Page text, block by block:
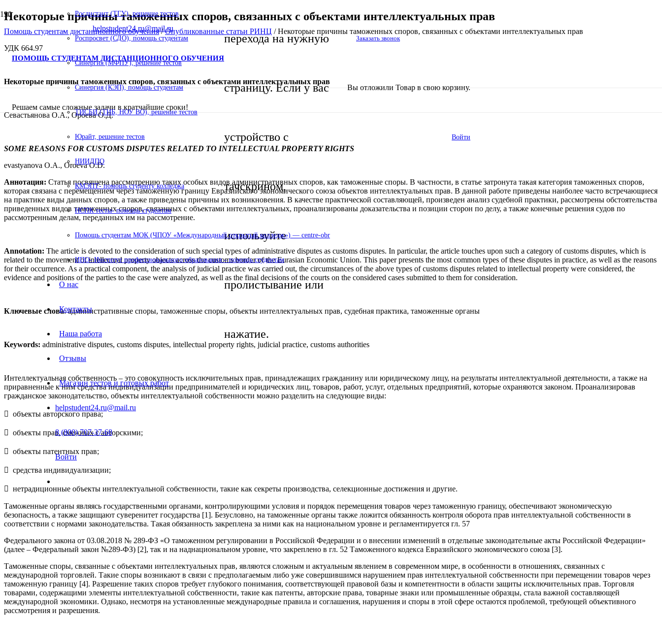
helpstudent24.ru@mail.ru
ПОМОЩЬ СТУДЕНТАМ ДИСТАНЦИОННОГО ОБУЧЕНИЯ
Решаем самые сложные задачи в кратчайшие сроки!
перехода на нужную
страницу. Если у вас
устройство с
тачскрином,
используйте
пролистывание или
нажатие.
Заказать звонок
Вы отложили Товар в свою корзину.
Войти
Росдистант (ТГУ), решение тестов
Роспросвет (СДО), помощь студентам
Синергия (МФПУ), решение тестов
Синергия (КЭП), помощь студентам
ТИСБИ (ТИБ, НОУ ВО), решение тестов
Юрайт, решение тестов
НИИДПО
КМЭПТ- помощь студенту колледжа
НСПК тесты- помощь студентам
Помощь студентам МОК (ЧПОУ «Международный открытый колледж») — centre-obr
ИПО- Институт профессионального образования – помощь студентам
О нас
Контакты
Наша работа
Отзывы
Магазин тестов и готовых работ
helpstudent24.ru@mail.ru
8 (800) 707-37-68
Войти
Некоторые причины таможенных споров, связанных с объектами интеллектуальных прав
Помощь студентам дистанционного обучения/Опубликованные статьи РИНЦ /Некоторые причины таможенных споров, связанных с объектами интеллектуальных прав
УДК 664.97
Некоторые причины таможенных споров, связанных с объектами интеллектуальных прав
Севастьянова О.А., Ороева О.Д.
SOME REASONS FOR CUSTOMS DISPUTES RELATED TO INTELLECTUAL PROPERTY RIGHTS
evastyanova O.A., Oroeva O.D.
Аннотация: Статья посвящена рассмотрению таких особых видов административных споров, как таможенные споры. В частности, в статье затронута такая категория таможенных споров,
которая связана с перемещением через таможенную границу Евразийского экономического союза объектов интеллектуальных прав. В данной работе приведены наиболее часто встречающиеся
на практике виды данных споров, а также приведены причины их возникновения. В качестве практической составляющей, произведен анализ судебной практики, рассмотрены обстоятельства
приведенных видов таможенных споров, связанных с объектами интеллектуальных, проанализированы доказательства и позиции сторон по делу, а также конечные решения судов по
рассмотренным делам, переданных им на рассмотрение.
Annotation: The article is devoted to the consideration of such special types of administrative disputes as customs disputes. In particular, the article touches upon such a category of customs disputes, which is
related to the movement of intellectual property objects across the customs border of the Eurasian Economic Union. This paper presents the most common types of these disputes in practice, as well as the reasons
for their occurrence. As a practical component, the analysis of judicial practice was carried out, the circumstances of the above types of customs disputes related to intellectual property were considered, the
evidence and positions of the parties to the case were analyzed, as well as the final decisions of the courts on the considered cases submitted to them for consideration.
Ключевые слова: административные споры, таможенные споры, объекты интеллектуальных прав, судебная практика, таможенные органы
Keywords: administrative disputes, customs disputes, intellectual property rights, judicial practice, customs authorities
Интеллектуальная собственность – это совокупность исключительных прав, принадлежащих гражданину или юридическому лицу, на результаты интеллектуальной деятельности, а также на
приравненные к ним средства индивидуализации предпринимателей и юридических лиц, товаров, работ, услуг, отдельных предприятий, которые охраняются законом. Проанализировав
гражданское законодательство, объекты интеллектуальной собственности можно разделить на следующие виды:
 объекты авторского права;
 объекты прав, смежных с авторскими;
 объекты патентных прав;
 средства индивидуализации;
 нетрадиционные объекты интеллектуальной собственности, такие как секреты производства, селекционные достижения и другие.
Таможенные органы являясь государственными органами, контролирующими условия и порядок перемещения товаров через таможенную границу, обеспечивают экономическую
безопасность, а также защищают суверенитет государства [1]. Безусловно, на таможенные органы также ложится обязанность контроля оборота прав интеллектуальной собственности в
соответствии с нормами законодательства. Такая обязанность закреплена за ними как на национальном уровне и регламентируется гл. 57
Федерального закона от 03.08.2018 № 289-ФЗ «О таможенном регулировании в Российской Федерации и о внесении изменений в отдельные законодательные акты Российской Федерации»
(далее – Федеральный закон №289-ФЗ) [2], так и на наднациональном уровне, что закреплено в гл. 52 Таможенного кодекса Евразийского экономического союза [3].
Таможенные споры, связанные с объектами интеллектуальных прав, являются сложным и актуальным явлением в современном мире, в особенности в отношениях, связанных с
международной торговлей. Такие споры возникают в связи с предполагаемым либо уже совершившимся нарушением прав интеллектуальной собственности при перемещении товаров через
таможенную границу [4]. Разрешение таких споров требует глубокого понимания, соответствующей правовой базы и компетентности в области защиты исключительных прав. Торговля
товарами, содержащими элементы интеллектуальной собственности, такие как патенты, авторские права, товарные знаки или промышленные образцы, стала важной составляющей
международной экономики. Однако, несмотря на установленные международные правила и соглашения, нарушения и споры в этой сфере остаются проблемой, требующей объективного
рассмотрения и разрешения.